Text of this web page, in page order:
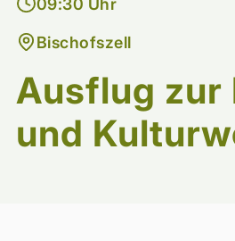
Bischofszell
Ausflug zur
und